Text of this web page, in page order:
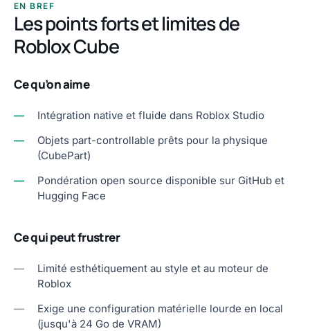
EN BREF
Les points forts et limites de
Roblox Cube
Ce qu’on aime
—
Intégration native et fluide dans Roblox Studio
—
Objets part-controllable prêts pour la physique
(CubePart)
—
Pondération open source disponible sur GitHub et
Hugging Face
Ce qui peut frustrer
—
Limité esthétiquement au style et au moteur de
Roblox
—
Exige une configuration matérielle lourde en local
(jusqu'à 24 Go de VRAM)